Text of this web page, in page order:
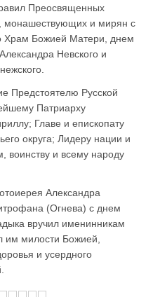
Преосвященных
монашествующих и мирян с
Храм Божией Матери, днем
Невского и
Предстоятелю Русской
Патриарху
Главе и епископату
округа; Лидеру нации и
воинству и всему народу
Александра
(Огнева) с днем
вручил именинникам
им милости Божией,
и усердного